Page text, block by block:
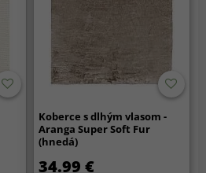
Koberce s dlhým vlasom -
Aranga Super Soft Fur
(hnedá)
34.99 €